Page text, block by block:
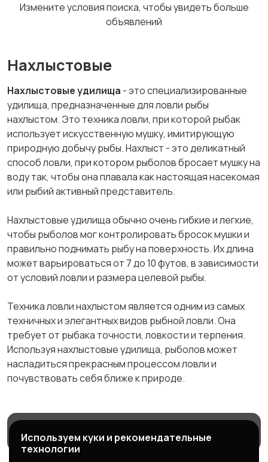
Измените условия поиска, чтобы увидеть больше
объявлений
Нахлыстовые
Нахлыстовые удилища - это специализированные
удилища, предназначенные для ловли рыбы
нахлыстом. Это техника ловли, при которой рыбак
использует искусственную мушку, имитирующую
природную добычу рыбы. Нахлыст - это деликатный
способ ловли, при котором рыболов бросает мушку на
воду так, чтобы она плавала как настоящая насекомая
или рыбий активный представитель.
Нахлыстовые удилища обычно очень гибкие и легкие,
чтобы рыболов мог контролировать бросок мушки и
правильно поднимать рыбу на поверхность. Их длина
может варьироваться от 7 до 10 футов, в зависимости
от условий ловли и размера целевой рыбы.
Техника ловли нахлыстом является одним из самых
техничных и элегантных видов рыбной ловли. Она
требует от рыбака точности, ловкости и терпения.
Используя нахлыстовые удилища, рыболов может
насладиться прекрасным процессом ловли и
почувствовать себя ближе к природе.
Магазины
Используем куки и рекомендательные
технологии